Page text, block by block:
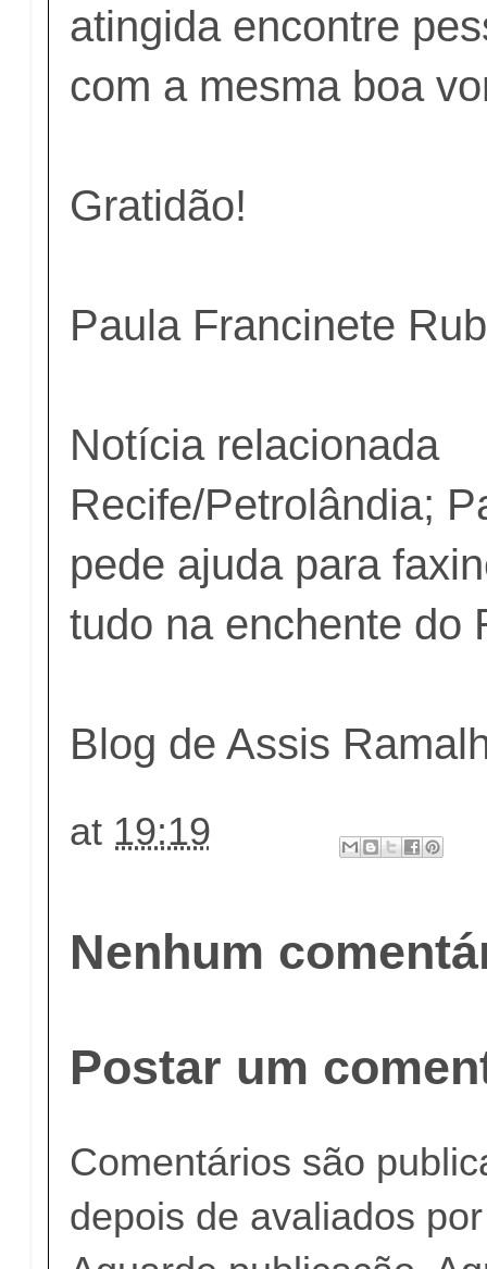
atingida encontre
com a mesma boa
Gratidão!
Paula Francinete
Notícia relacionada
Recife/Petrolândia;
pede ajuda para
tudo na enchente do
Blog de Assis
at 19:19
Nenhum
Postar um
Comentários são
depois de avaliados